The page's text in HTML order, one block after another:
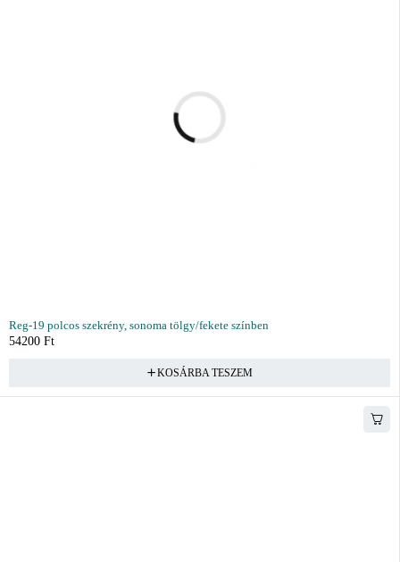
Reg-19 polcos szekrény, sonoma tölgy/fekete színben
54200 Ft
KOSÁRBA TESZEM